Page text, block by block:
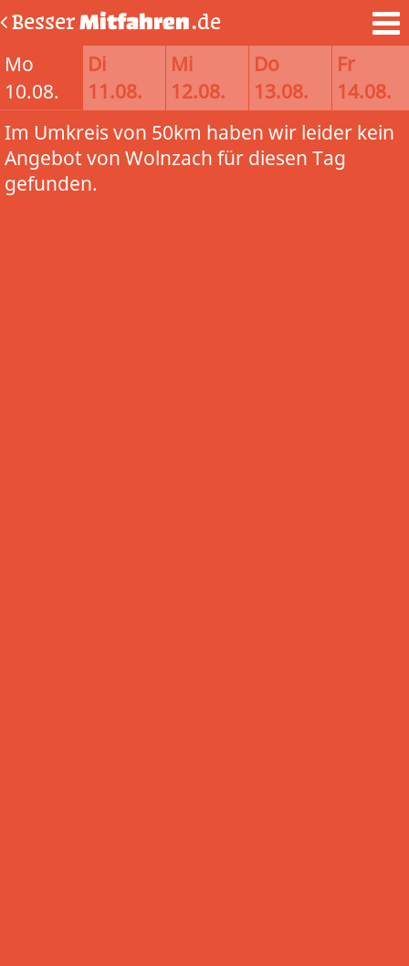
BesserMitfahren.de
Mo
10.08.
Di
11.08.
Mi
12.08.
Do
13.08.
Fr
14.08.
Im Umkreis von 50km haben wir leider kein
Angebot von Wolnzach für diesen Tag
gefunden.